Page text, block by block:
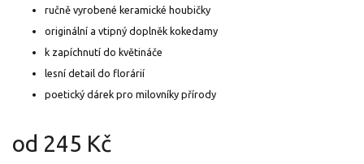
od 245 Kč
ručně vyrobené keramické houbičky
originální a vtipný doplněk kokedamy
k zapíchnutí do květináče
lesní detail do florárií
poetický dárek pro milovníky přírody